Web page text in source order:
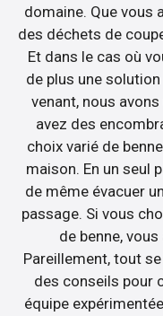
domaine. Que vous
des déchets de
Et dans le cas où
de plus une
venant, nous
avez des
choix varié de
maison. En un seul
de même évacuer
passage. Si vous
de benne,
Pareillement, tout
des conseils pour
équipe